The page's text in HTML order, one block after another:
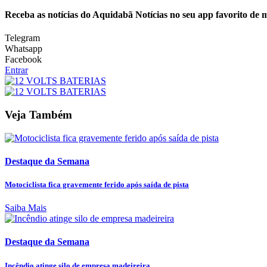
Receba as notícias do Aquidabã Notícias no seu app favorito de
Telegram
Whatsapp
Facebook
Entrar
Veja Também
Destaque da Semana
Motociclista fica gravemente ferido após saída de pista
Saiba Mais
Destaque da Semana